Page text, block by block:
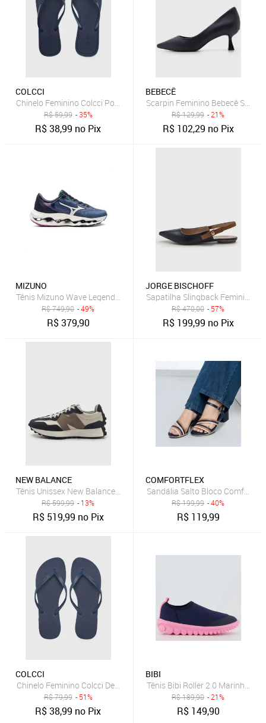
COLCCI
Chinelo Feminino Colcci Ponta Quadrada Azul Marinho
R$59,99 - 35%
R$38,99 no Pix
BEBECÊ
Scarpin Feminino Bebecê Salto
R$129,99 - 21%
R$ 102,29 no Pix
MIZUNO
Tênis Mizuno Wave Legend 4 Feminino Azul Marinho
R$749,90 - 49%
R$379,90
JORGE BISCHOFF
Sapatilha Slingback Feminina
R$470,00 - 57%
R$ 199,99 no Pix
NEW BALANCE
Tênis Unissex New Balance 327v1 Azul Marinho
R$599,99 - 13%
R$ 519,99 no Pix
COMFORTFLEX
Sandália Salto Bloco
R$199,99 - 40%
R$ 119,99
COLCCI
Chinelo Feminino Colcci Dedo Azul Marinho
R$79,99 - 51%
R$38,99 no Pix
BIBI
Tênis Bibi Roller 2.0 Marinho e
R$189,90 - 21%
R$ 149,90